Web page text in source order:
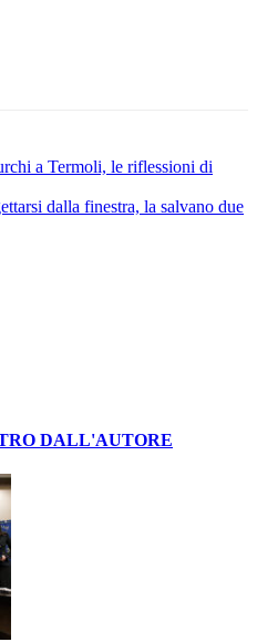
a Termoli, le riflessioni di
dalla finestra, la salvano due
DALL'AUTORE